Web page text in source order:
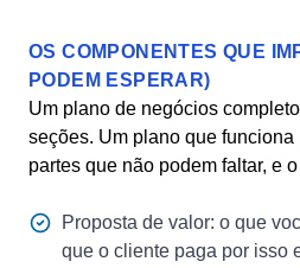
OS COMPONENTES QUE
PODEM ESPERAR)
Um plano de negócios
seções. Um plano que funciona
partes que não podem faltar, e
Proposta de valor: o que
que o cliente paga por isso